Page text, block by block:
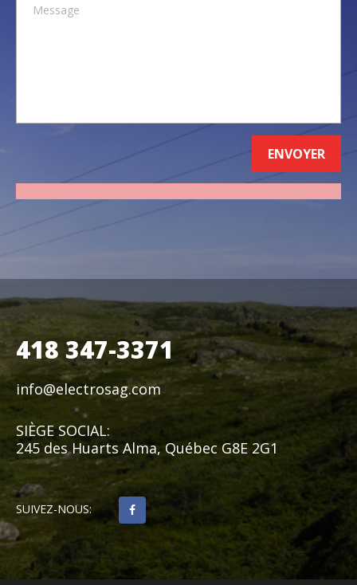
418 347-3371
info@electrosag.com
SIÈGE SOCIAL:
245 des Huarts Alma, Québec G8E 2G1
SUIVEZ-NOUS: